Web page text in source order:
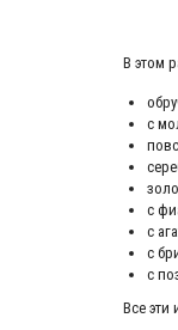
В этом
с
с
с
с
с
Все эти